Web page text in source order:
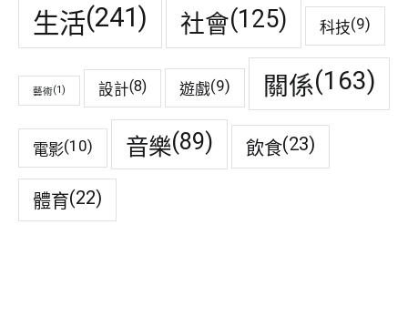
生活(241) 社會(125) 科技(9)
藝術(1) 設計(8) 遊戲(9) 關係(163)
電影(10) 音樂(89) 飲食(23)
體育(22)